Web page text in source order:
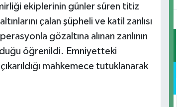
ekiplerinin günler süren titiz
çalan şüpheli ve katil zanlısı
gözaltına alınan zanlının
öğrenildi. Emniyetteki
mahkemece tutuklanarak